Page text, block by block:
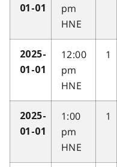
01-01
pm
HNE
2025-
01-01
12:00
pm
HNE
1
2025-
01-01
1:00
pm
HNE
1